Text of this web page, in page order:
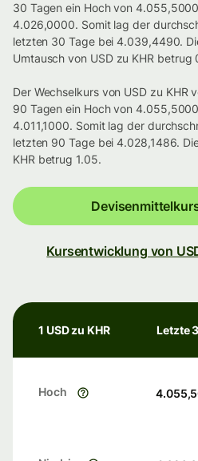
30 Tagen ein Hoch von
4.026,0000. Somit lag der
letzten 30 Tage bei 4.039,4490.
Umtausch von USD zu KHR betrug
Der Wechselkurs von USD zu KHR
90 Tagen ein Hoch von
4.011,1000. Somit lag der
letzten 90 Tage bei 4.028,1486.
KHR betrug 1.05.
Kursentwicklung von
1 USD zu KHR Letzte
Hoch